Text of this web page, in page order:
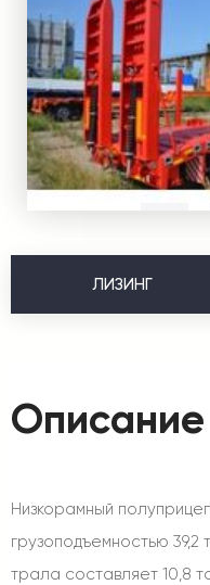
ЛИЗИНГ
Низкорамный
грузоподъемностью
трала составляет 10,8